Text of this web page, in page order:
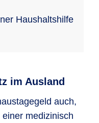
Haushalts­hilfe
im Ausland
auch,
medizinisch